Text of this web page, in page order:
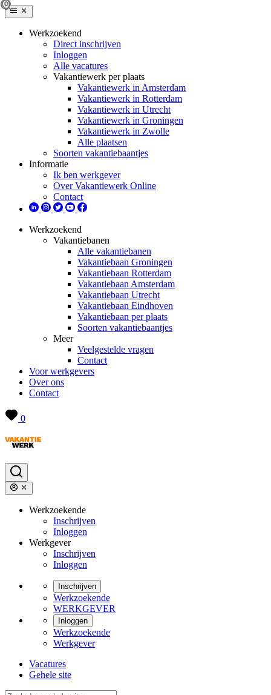
Werkzoekend
Direct inschrijven
Inloggen
Alle vacatures
Vakantiewerk per plaats
Vakantiewerk in Amsterdam
Vakantiewerk in Rotterdam
Vakantiewerk in Utrecht
Vakantiewerk in Groningen
Vakantiewerk in Zwolle
Alle plaatsen
Soorten vakantiebaantjes
Informatie
Ik ben werkgever
Over Vakantiewerk Online
Contact
Werkzoekend
Vakantiebanen
Alle vakantiebanen
Vakantiebaan Groningen
Vakantiebaan Rotterdam
Vakantiebaan Amsterdam
Vakantiebaan Utrecht
Vakantiebaan Eindhoven
Vakantiebaan per plaats
Soorten vakantiebaantjes
Meer
Veelgestelde vragen
Contact
Voor werkgevers
Over ons
Contact
0
Werkzoekende
Inschrijven
Inloggen
Werkgever
Inschrijven
Inloggen
Inschrijven
Werkzoekende
WERKGEVER
Inloggen
Werkzoekende
Werkgever
Vacatures
Gehele site